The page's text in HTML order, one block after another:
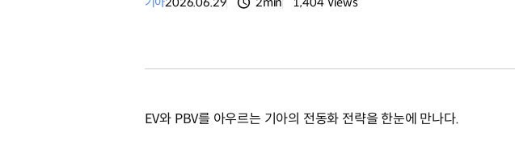
EV와 PBV를 아우르는 기아의 전동화 전략을 한눈에 만나다.